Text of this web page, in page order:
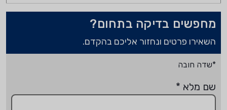
מחפשים בדיקה בתחום?
השאירו פרטים ונחזור אליכם בהקדם.
*שדה חובה
שם מלא *